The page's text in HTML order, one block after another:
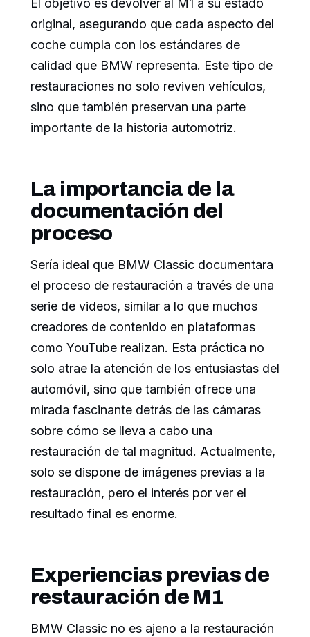
El objetivo es devolver al M1 a su estado
original, asegurando que cada aspecto del
coche cumpla con los estándares de
calidad que BMW representa. Este tipo de
restauraciones no solo reviven vehículos,
sino que también preservan una parte
importante de la historia automotriz.
La importancia de la
documentación del
proceso
Sería ideal que BMW Classic documentara
el proceso de restauración a través de una
serie de videos, similar a lo que muchos
creadores de contenido en plataformas
como YouTube realizan. Esta práctica no
solo atrae la atención de los entusiastas del
automóvil, sino que también ofrece una
mirada fascinante detrás de las cámaras
sobre cómo se lleva a cabo una
restauración de tal magnitud. Actualmente,
solo se dispone de imágenes previas a la
restauración, pero el interés por ver el
resultado final es enorme.
Experiencias previas de
restauración de M1
BMW Classic no es ajeno a la restauración